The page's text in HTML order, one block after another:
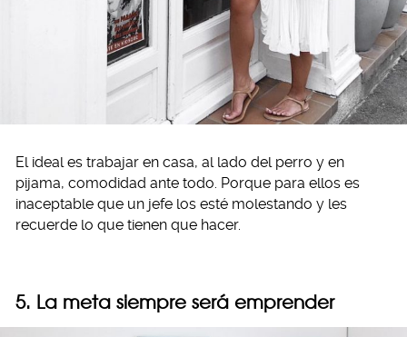
El ideal es trabajar en casa, al lado del perro y en
pijama, comodidad ante todo. Porque para ellos es
inaceptable que un jefe los esté molestando y les
recuerde lo que tienen que hacer.
5. La meta siempre será emprender